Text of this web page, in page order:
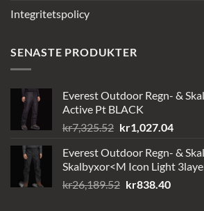
Integritetspolicy
SENASTE PRODUKTER
Everest Outdoor Regn- &
Active Pt BLACK
kr7,325.52 Det
priset
var:
kr7,325.52.
kr1,027.04Det
priset
är:
Everest Outdoor Regn- &
Skalbyxor<M Icon Light
kr26,189.52 Det
kr838.40Det